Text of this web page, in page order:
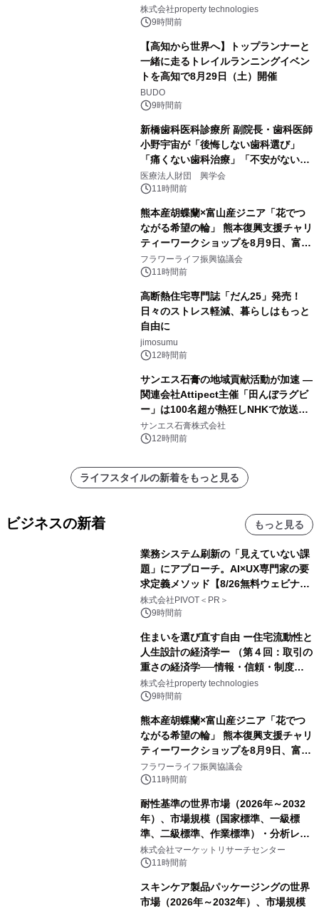
PropTechはどう組み替えるか）｜
PropTech-Lab
株式会社property technologies
9時間前
【高知から世界へ】トップランナーと
一緒に走るトレイルランニングイベン
トを高知で8月29日（土）開催
BUDO
9時間前
新橋歯科医科診療所 副院長・歯科医師
小野宇宙が「後悔しない歯科選び」
「痛くない歯科治療」「不安がない治
療計画」をテーマに専門監修
医療法人財団 興学会
11時間前
熊本産胡蝶蘭×富山産ジニア「花でつ
ながる希望の輪」 熊本復興支援チャリ
ティーワークショップを8月9日、富
山・射水で開催
フラワーライフ振興協議会
11時間前
高断熱住宅専門誌「だん25」発売！
日々のストレス軽減、暮らしはもっと
自由に
jimosumu
12時間前
サンエス石膏の地域貢献活動が加速 ―
関連会社Attipect主催「田んぼラグビ
ー」は100名超が熱狂しNHKで放送さ
れました。
サンエス石膏株式会社
12時間前
ライフスタイルの新着をもっと見る
ビジネスの新着 もっと見る
業務システム刷新の「見えていない課
題」にアプローチ。AI×UX専門家の要
求定義メソッド【8/26無料ウェビナ
ー】株式会社PIVOT
株式会社PIVOT＜PR＞
9時間前
住まいを選び直す自由 ー住宅流動性と
人生設計の経済学ー （第４回：取引の
重さの経済学──情報・信頼・制度を
PropTechはどう組み替えるか）｜
PropTech-Lab
株式会社property technologies
9時間前
熊本産胡蝶蘭×富山産ジニア「花でつ
ながる希望の輪」 熊本復興支援チャリ
ティーワークショップを8月9日、富
山・射水で開催
フラワーライフ振興協議会
11時間前
耐性基準の世界市場（2026年～2032
年）、市場規模（国家標準、一級標
準、二級標準、作業標準）・分析レポ
ートを発表
株式会社マーケットリサーチセンター
11時間前
スキンケア製品パッケージングの世界
市場（2026年～2032年）、市場規模